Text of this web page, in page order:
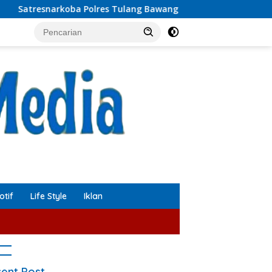
Tulang Bawang Barat Ungkap Kasus Tindak Pidana
Life Style Iklan